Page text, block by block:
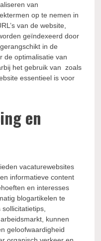
van
op te nemen in
van de website,
geïndexeerd door
in de
de optimalisatie van
het gebruik van zoals
essentieel is voor
en
vacaturewebsites
informatieve content
en interesses
blogartikelen te
kunnen
geloofwaardigheid